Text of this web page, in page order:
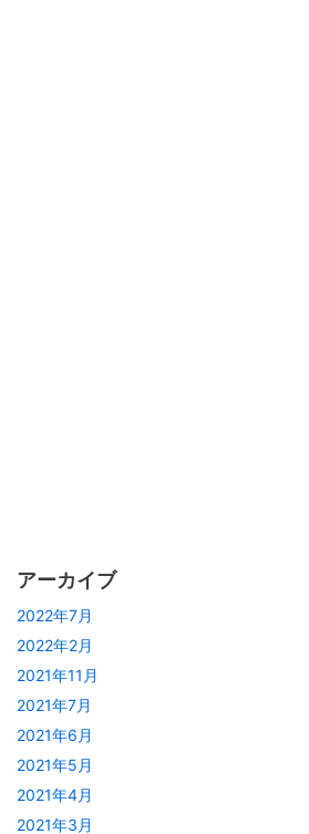
アーカイブ
2022年7月
2022年2月
2021年11月
2021年7月
2021年6月
2021年5月
2021年4月
2021年3月